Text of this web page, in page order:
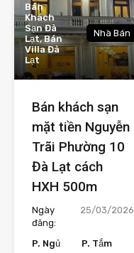
Bán
Khách
Sạn Đà
Lạt, Bán
Villa Đà
Lạt
Nhà Bán
Bán khách sạn
mặt tiền Nguyễn
Trãi Phường 10
Đà Lạt cách
HXH 500m
Ngày
đăng:
25/03/2026
P. Ngủ P. Tắm